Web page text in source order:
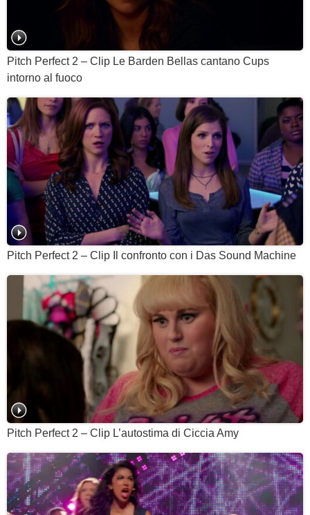
Pitch Perfect 2 – Clip Le Barden Bellas cantano Cups
intorno al fuoco
Pitch Perfect 2 – Clip Il confronto con i Das Sound Machine
Pitch Perfect 2 – Clip L’autostima di Ciccia Amy